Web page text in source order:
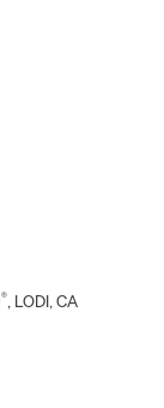
®, LODI , CA